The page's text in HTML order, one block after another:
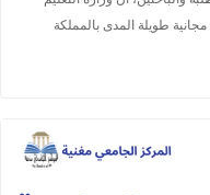
طويلة المدى بالمملكة